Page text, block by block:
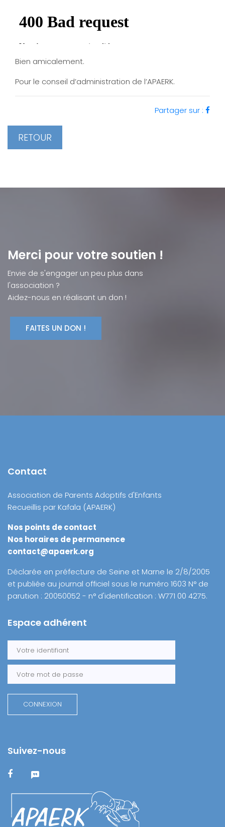
Bien amicalement.
Pour le conseil d’administration de l’APAERK.
Partager sur :
RETOUR
Merci pour votre soutien !
Envie de s'engager un peu plus dans
l'association ?
Aidez-nous en réalisant un don !
Contact
Association de Parents Adoptifs d'Enfants
Recueillis par Kafala (APAERK)
Nos points de contact
Nos horaires de permanence
contact@apaerk.org
Déclarée en préfecture de Seine et Marne le 2/8/2005
et publiée au journal officiel sous le numéro 1603 N° de
parution : 20050052 - n° d'identification : W771 00 4275.
Espace adhérent
Suivez-nous